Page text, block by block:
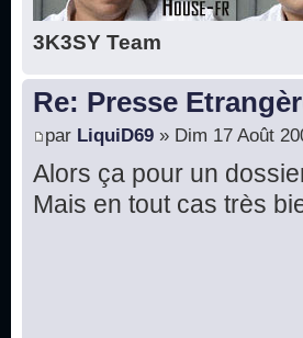
3K3SY Team
Re: Presse
par LiquiD69 » Dim 17 Août
Alors ça pour un
Mais en tout cas très